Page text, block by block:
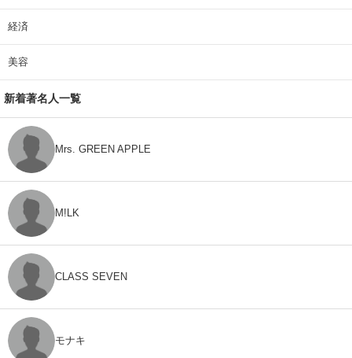
経済
美容
新着著名人一覧
Mrs. GREEN APPLE
M!LK
CLASS SEVEN
モナキ